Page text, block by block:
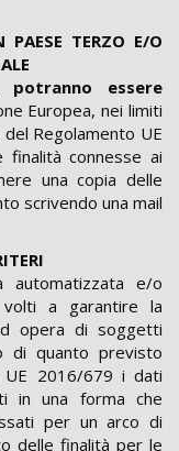
PAESE TERZO E/O
potranno essere
Europea, nei limiti
Regolamento UE
connesse ai
una copia delle
scrivendo una mail
e/o
volti a garantire la
opera di soggetti
di quanto previsto
2016/679 i dati
in una forma che
per un arco di
delle finalità per le